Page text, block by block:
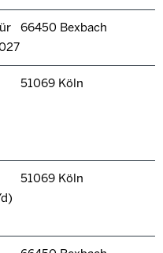
66450 Bexbach
51069 Köln
51069 Köln